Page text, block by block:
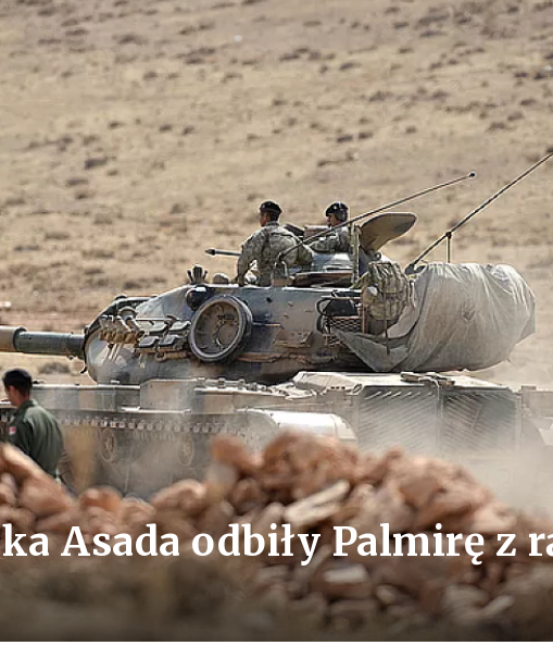
Asada odbiły Palmirę z